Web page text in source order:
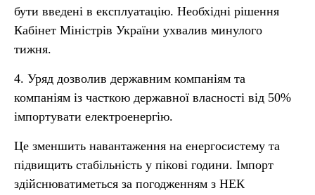
бути введені в експлуатацію. Необхідні рішення
Кабінет Міністрів України ухвалив минулого
тижня.
4. Уряд дозволив державним компаніям та
компаніям із часткою державної власності від 50%
імпортувати електроенергію.
Це зменшить навантаження на енергосистему та
підвищить стабільність у пікові години. Імпорт
здійснюватиметься за погодженням з НЕК